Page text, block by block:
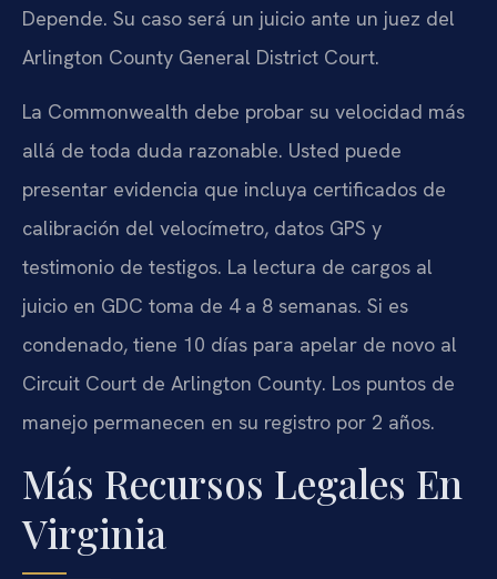
Depende. Su caso será un juicio ante un juez del
Arlington County General District Court.
La Commonwealth debe probar su velocidad más
allá de toda duda razonable. Usted puede
presentar evidencia que incluya certificados de
calibración del velocímetro, datos GPS y
testimonio de testigos. La lectura de cargos al
juicio en GDC toma de 4 a 8 semanas. Si es
condenado, tiene 10 días para apelar de novo al
Circuit Court de Arlington County. Los puntos de
manejo permanecen en su registro por 2 años.
Más Recursos Legales En
Virginia